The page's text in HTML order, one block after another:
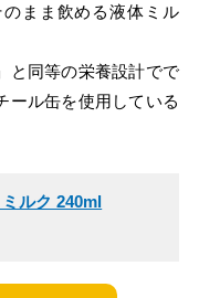
まま飲める液体ミル
と同等の栄養設計でで
ール缶を使用している
ルク 240ml